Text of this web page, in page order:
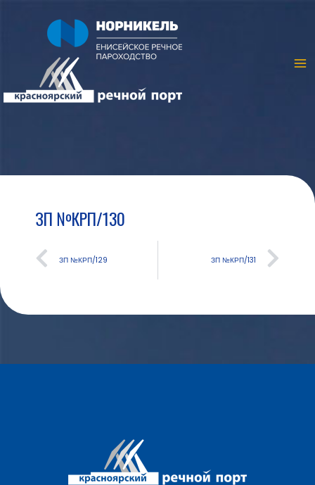
ЗП №КРП/130
ЗП №КРП/129 ЗП №КРП/131